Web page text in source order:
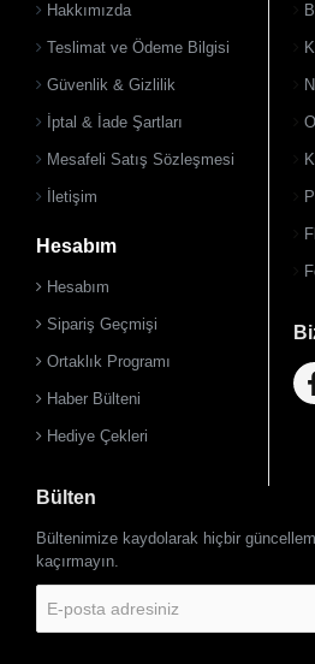
Hakkımızda
Teslimat ve Ödeme Bilgisi
Güvenlik & Gizlilik
İptal & İade Şartları
Mesafeli Satış Sözleşmesi
İletişim
Hesabım
Hesabım
Sipariş Geçmişi
Ortaklık Programı
Haber Bülteni
Hediye Çekleri
Bülten
Bültenimize kaydolarak hiçbir
kaçırmayın.
posta
adresiniz